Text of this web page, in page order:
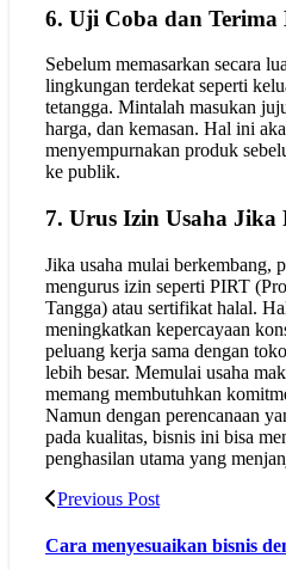
6. Uji Coba dan Terima
Sebelum memasarkan secara
lingkungan terdekat seperti
tetangga. Mintalah masukan
harga, dan kemasan. Hal ini
menyempurnakan produk
ke publik.
7. Urus Izin Usaha Jika
Jika usaha mulai berkembang,
mengurus izin seperti PIRT
Tangga) atau sertifikat halal.
meningkatkan kepercayaan
peluang kerja sama dengan
lebih besar. Memulai usaha
memang membutuhkan
Namun dengan perencanaan
pada kualitas, bisnis ini bisa
penghasilan utama yang
Previous Post
Cara menyesuaikan bisnis